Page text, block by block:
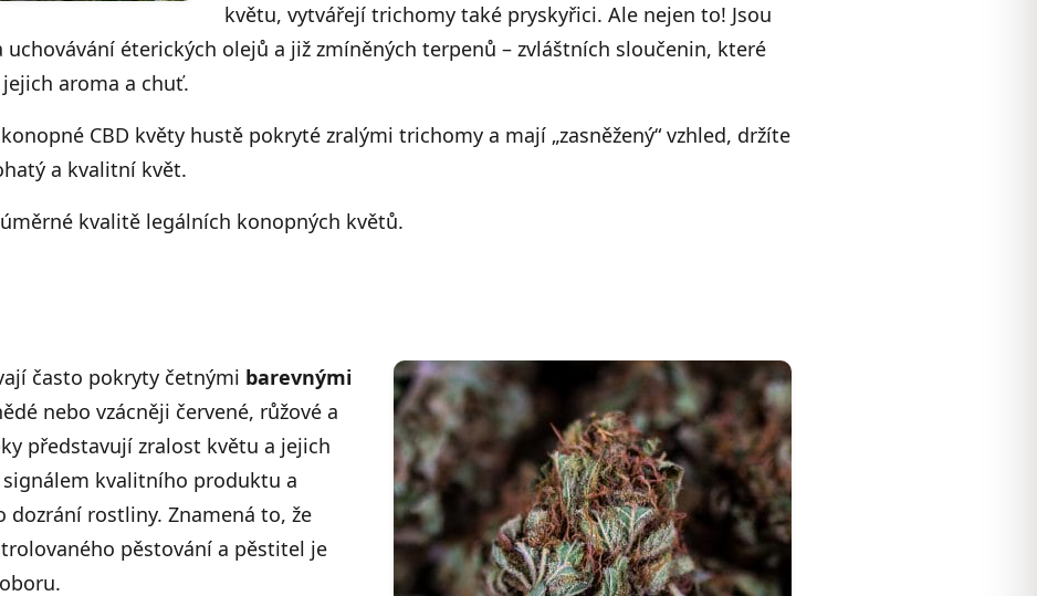
květu, vytvářejí trichomy také pryskyřici. Ale nejen to! Jsou
uchovávání éterických olejů a již zmíněných terpenů – zvláštních sloučenin, které
aroma a chuť.
CBD květy hustě pokryté zralými trichomy a mají „zasněžený“ vzhled, držíte
a kvalitní květ.
kvalitě legálních konopných květů.
často pokryty četnými barevnými
nebo vzácněji červené, růžové a
představují zralost květu a jejich
kvalitního produktu a
dozrání rostliny. Znamená to, že
pěstování a pěstitel je